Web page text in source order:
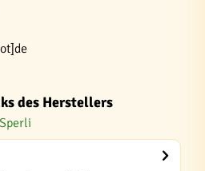
des Herstellers